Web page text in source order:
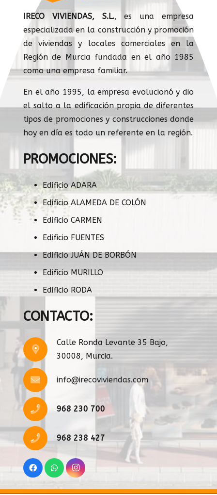
IRECO VIVIENDAS, S.L., es una empresa
especializada en la construcción y promoción
de viviendas y locales comerciales en la
Región de Murcia fundada en el año 1985
como una empresa familiar.
En el año 1995, la empresa evolucionó y dio
el salto a la edificación propia de diferentes
tipos de promociones y construcciones donde
hoy en día es todo un referente en la región.
PROMOCIONES:
Edificio ADARA
Edificio ALAMEDA DE COLÓN
Edificio CARMEN
Edificio FUENTES
Edificio JUÁN DE BORBÓN
Edificio MURILLO
Edificio RODA
CONTACTO:
Calle Ronda Levante 35 Bajo,
30008, Murcia.
info@irecoviviendas.com
968 230 700
968 238 427